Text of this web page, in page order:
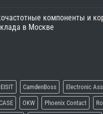
компоненты и
в Москве
CamdenBoss Electronic
OKW Phoenix Contact